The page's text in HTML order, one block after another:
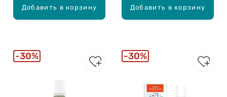
Добавить в корзину Добавить в корзину
30% 30%